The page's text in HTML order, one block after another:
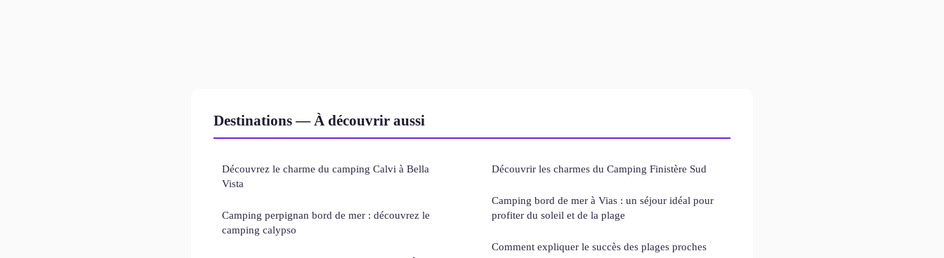
Destinations — À découvrir aussi
Découvrez le charme du camping Calvi à Bella
Vista
Camping perpignan bord de mer : découvrez le
camping calypso
Découvrir les charmes du Camping Finistère Sud
Camping bord de mer à Vias : un séjour idéal pour
profiter du soleil et de la plage
Comment expliquer le succès des plages proches